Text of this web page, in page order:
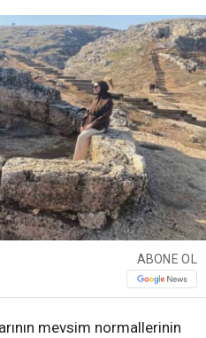
ABONE OL
mevsim normallerinin